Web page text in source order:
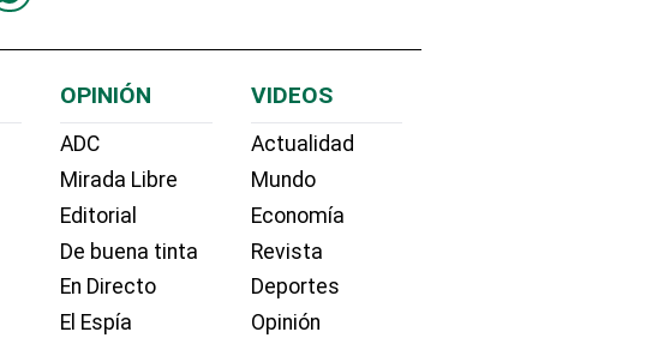
OPINIÓN
ADC
Mirada Libre
Editorial
De buena tinta
En Directo
El Espía
VIDEOS
Actualidad
Mundo
Economía
Revista
Deportes
Opinión